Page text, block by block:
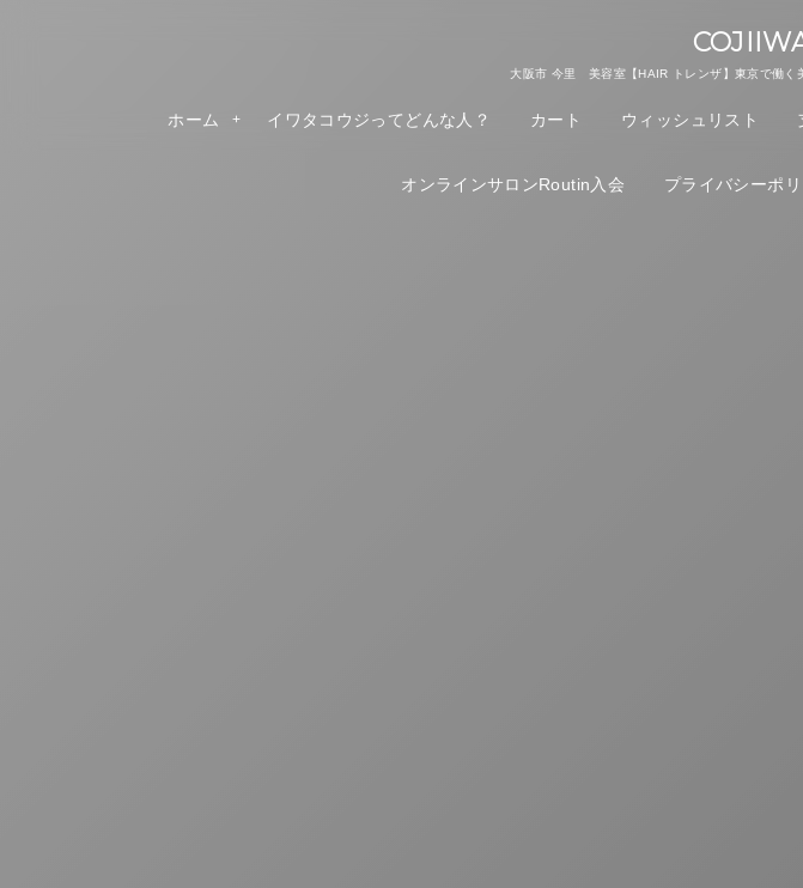
大阪市 今里 美容室【HAIR トレンザ】東京で働く
ホーム イワタコウジってどんな人？ カート ウィッシュリスト
オンラインサロンRoutin入会 プライバシーポ